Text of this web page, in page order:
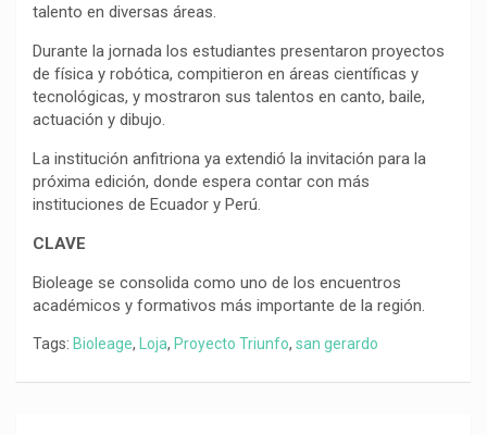
talento en diversas áreas.
Durante la jornada los estudiantes presentaron proyectos
de física y robótica, compitieron en áreas científicas y
tecnológicas, y mostraron sus talentos en canto, baile,
actuación y dibujo.
La institución anfitriona ya extendió la invitación para la
próxima edición, donde espera contar con más
instituciones de Ecuador y Perú.
CLAVE
Bioleage se consolida como uno de los encuentros
académicos y formativos más importante de la región.
Tags: Bioleage, Loja, Proyecto Triunfo, san gerardo